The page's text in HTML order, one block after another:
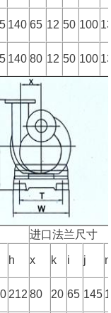
140 65 12 50 100
140 80 12 50 100
进口法兰尺寸
h x k i j
212 80 20 65 145